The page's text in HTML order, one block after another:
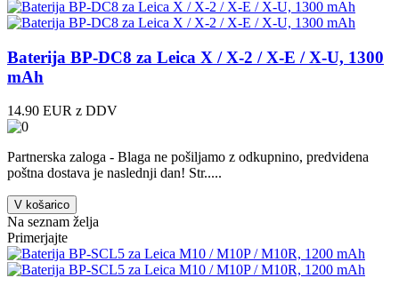
Baterija BP-DC8 za Leica X / X-2 / X-E / X-U, 1300
mAh
14.90 EUR z DDV
Partnerska zaloga - Blaga ne pošiljamo z odkupnino, predvidena
poštna dostava je naslednji dan! Str.....
V košarico
Na seznam želja
Primerjajte